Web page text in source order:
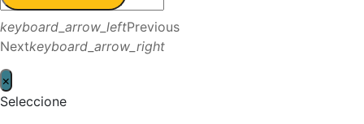
keyboard_arrow_leftPrevious
Nextkeyboard_arrow_right
×
Seleccione